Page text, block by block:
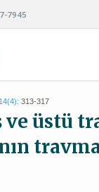
7945
313-317
ve üstü